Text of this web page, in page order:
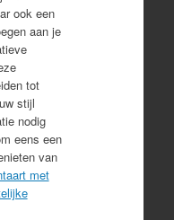
ook een
aan je
tot
stijl
nodig
eens een
van
met